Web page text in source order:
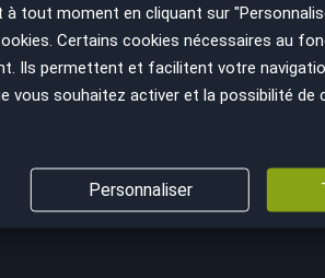
Nous suivre
Facebook
LinkedIn
tout moment en cliquant sur
. Certains cookies nécessaires au
Ils permettent et facilitent votre
vous souhaitez activer et la possibilité de
Personnaliser